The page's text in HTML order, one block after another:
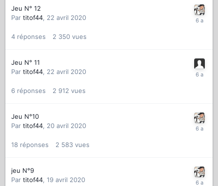
Jeu N° 12
Par titof44, 22 avril 2020
4 réponses 2 350 vues
Jeu N° 11
Par titof44, 22 avril 2020
6 réponses 2 912 vues
Jeu N°10
Par titof44, 20 avril 2020
18 réponses 2 583 vues
jeu N°9
Par titof44, 19 avril 2020